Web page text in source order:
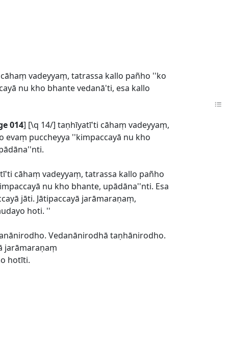
vadeyyaṃ, tatrassa kallo pañho ''ko
nu kho bhante vedanā'ti, esa kallo
014] [\q 14/] taṇhīyatī'ti cāhaṃ vadeyyaṃ,
puccheyya ''kimpaccayā nu kho
cāhaṃ vadeyyaṃ, tatrassa kallo pañho
nu kho bhante, upādāna''nti. Esa
jāti. Jātipaccayā jarāmaraṇaṃ,
hoti. ''
Vedanānirodhā taṇhānirodho.
jarāmaraṇaṃ
hotīti.